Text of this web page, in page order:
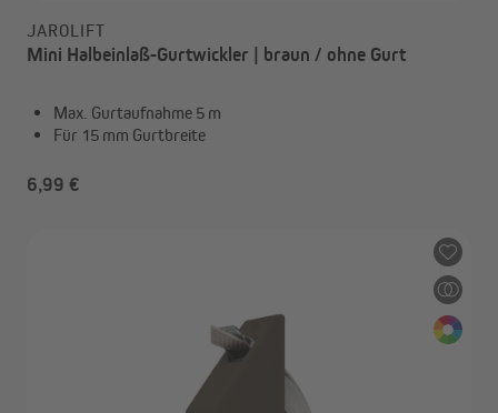
JAROLIFT
Mini Halbeinlaß-Gurtwickler | braun / ohne Gurt
Max. Gurtaufnahme 5 m
Für 15 mm Gurtbreite
6,99 €